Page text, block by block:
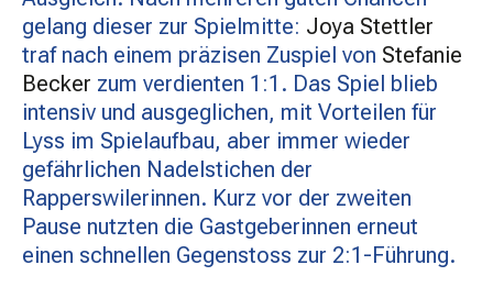
gelang dieser zur Spielmitte: Joya Stettler
traf nach einem präzisen Zuspiel von Stefanie
Becker zum verdienten 1:1. Das Spiel blieb
intensiv und ausgeglichen, mit Vorteilen für
Lyss im Spielaufbau, aber immer wieder
gefährlichen Nadelstichen der
Rapperswilerinnen. Kurz vor der zweiten
Pause nutzten die Gastgeberinnen erneut
einen schnellen Gegenstoss zur 2:1-Führung.